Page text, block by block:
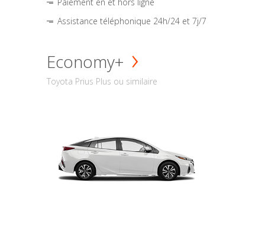
Assistance téléphonique 24h/24 et 7j/7
Economy+
Toyota Prius Plus ou similaire